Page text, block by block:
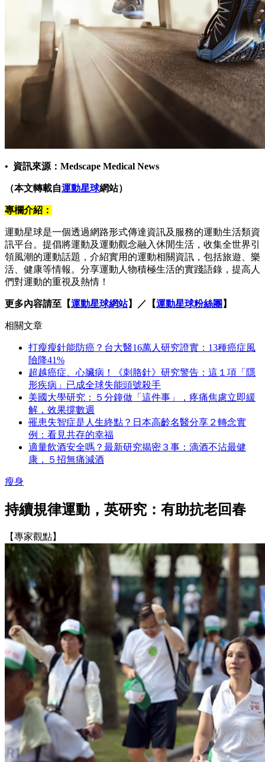
• 資訊來源：Medscape Medical News
（本文轉載自運動星球網站）
專欄介紹：
運動星球是一個透過網路形式傳達資訊及服務的運動生活類資
訊平台。提倡將運動及運動觀念融入休閒生活，收集全世界引
領風潮的運動話題，介紹實用的運動相關資訊，包括旅遊、樂
活、健康等情報。分享運動人物積極生活的實踐語錄，提高人
們對運動的重視及熱情！
更多內容請至【運動星球網站】／【運動星球粉絲團 】
相關文章
打瘦瘦針能防癌？台大醫16萬人研究證實：13種癌症風
險降41%
超越癌症、心臟病！《刺胳針》研究警告：這１項「隱
形疾病」已成全球失能頭號殺手
美國大學研究：５分鐘做「這件事」，疼痛焦慮立即緩
解，效果撐數週
罹患失智症是人生終點？日本高齡名醫分享２轉念實
例：看見共存的幸福
適量飲酒安全嗎？最新研究揭密３事：滴酒不沾最健
康，５招無痛減酒
瘦身
持續規律運動，英研究：有助抗老回春
【專家觀點】